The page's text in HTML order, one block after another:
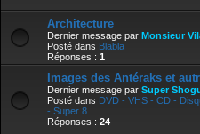
Architecture
Dernier message par Monsieur
Posté dans Blabla
Réponses : 1
Images des Antéraks et
Dernier message par Super
Posté dans DVD - VHS - CD -
- Super 8
Réponses : 24